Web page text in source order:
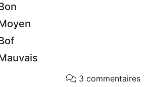
3 commentaires